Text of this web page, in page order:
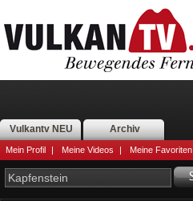
Vulkantv NEU Archiv
Mein Profil | Meine Videos | Meine Favoriten